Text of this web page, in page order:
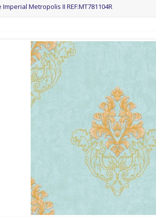
Metropolis II REF:MT781104R